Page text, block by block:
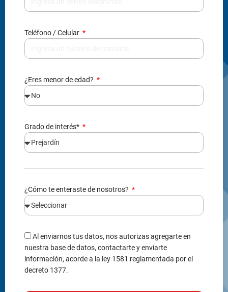
Teléfono / Celular
¿Eres menor de edad?
Grado de interés*
¿Cómo te enteraste de nosotros?
Al enviarnos tus datos, nos autorizas agregarte en
nuestra base de datos, contactarte y enviarte
información, acorde a la ley 1581 reglamentada por el
decreto 1377.